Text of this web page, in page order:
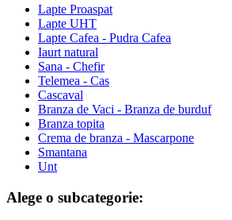
Lapte Proaspat
Lapte UHT
Lapte Cafea - Pudra Cafea
Iaurt natural
Sana - Chefir
Telemea - Cas
Cascaval
Branza de Vaci - Branza de burduf
Branza topita
Crema de branza - Mascarpone
Smantana
Unt
Alege o subcategorie: